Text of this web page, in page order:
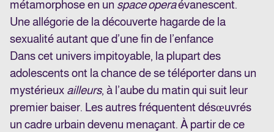
métamorphose en un space operaévanescent.
Une allégorie de la découverte hagarde de la
sexualité autant que d’une fin de l’enfance
Dans cet univers impitoyable, la plupart des
adolescents ont la chance de se téléporter dans un
mystérieux ailleurs, à l’aube du matin qui suit leur
premier baiser. Les autres fréquentent désœuvrés
un cadre urbain devenu menaçant. À partir de ce